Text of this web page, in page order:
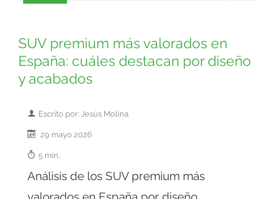
SUV premium más valorados en
España: cuáles destacan por diseño
y acabados
Escrito por: Jesús Molina
29 mayo 2026
5 min.
Análisis de los SUV premium más